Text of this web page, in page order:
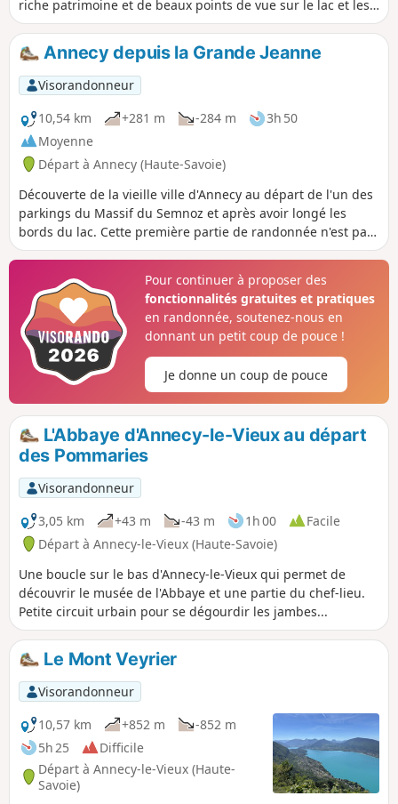
riche patrimoine et de beaux points de vue sur le lac et les
sommets environnants sont au rendez-vous.
Annecy depuis la Grande Jeanne
Visorandonneur
10,54 km
+281 m -284 m
3h 50
Moyenne
Départ à Annecy (Haute-Savoie)
Découverte de la vieille ville d'Annecy au départ de l'un des
parkings du Massif du Semnoz et après avoir longé les
bords du lac. Cette première partie de randonnée n'est pas
très reposante mais permet d'observer les oiseaux, peu
environnants. Après une promenade le long des canaux de
la ville, retour par la forêt, plus calme, sur la crête, en
passant par deux belvédères malheureusement tournés
vers l'Ouest.
Pour continuer à proposer des
fonctionnalités gratuites et pratiques
en randonnée, soutenez-nous en
donnant un petit coup de pouce !
Je donne un coup de pouce
L'Abbaye d'Annecy-le-Vieux au départ
des Pommaries
Visorandonneur
3,05 km
+43 m -43 m 1h 00
Facile
Départ à Annecy-le-Vieux (Haute-Savoie)
Une boucle sur le bas d'Annecy-le-Vieux qui permet de
découvrir le musée de l'Abbaye et une partie du chef-lieu.
Petite circuit urbain pour se dégourdir les jambes...
Le Mont Veyrier
Visorandonneur
10,57 km
+852 m
-852 m
5h 25
Difficile
Départ à Annecy-le-Vieux (Haute-
Savoie)